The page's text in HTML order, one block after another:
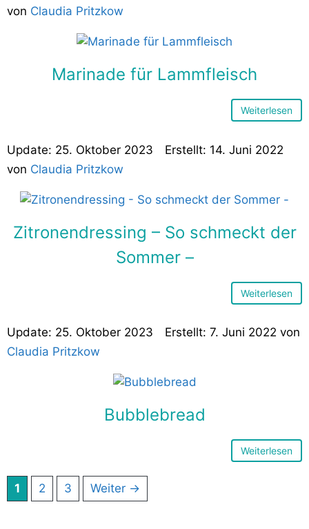
von Claudia Pritzkow
Marinade für Lammfleisch
Weiterlesen
25. Oktober 2023
14. Juni 2022
von Claudia Pritzkow
Zitronendressing – So schmeckt der
Sommer –
Weiterlesen
25. Oktober 2023 7. Juni 2022 von
Claudia Pritzkow
Bubblebread
Weiterlesen
Seite
1 Seite
2 Seite
3 Weiter →